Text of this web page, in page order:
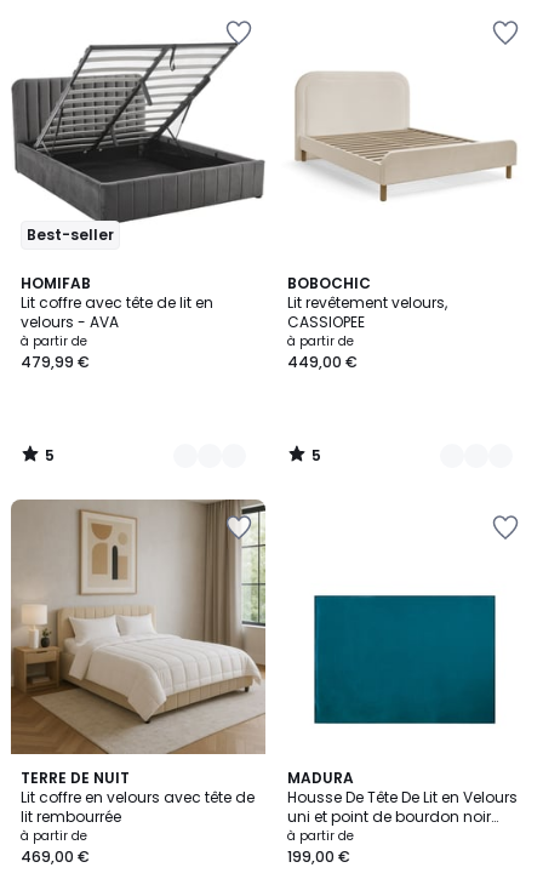
Best-seller
HOMIFAB
Lit coffre avec tête de lit en
velours - AVA
à partir de
479,99 €
5
/
5
5
Couleurs
5
/
BOBOCHIC
Lit revêtement velours,
CASSIOPEE
à partir de
449,00 €
5
/
5
4
Couleurs
5
/
TERRE DE NUIT
Lit coffre en velours avec tête de
lit rembourrée
à partir de
469,00 €
1
/
5
2
Couleurs
MADURA
Housse De Tête De Lit en Velours
uni et point de bourdon noir
DARIO
à partir de
199,00 €
8
Couleurs